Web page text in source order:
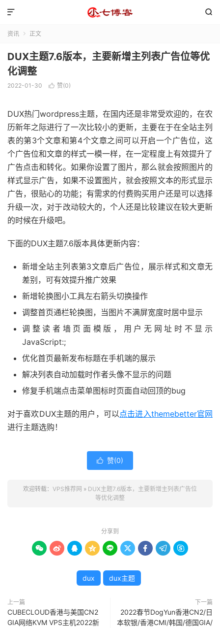


资讯  正文
DUX主题7.6版本，主要新增主列表广告位等优
化调整
2022-01-30  赞(0)
DUX热门wordpress主题，在国内还是非常受欢迎的，在农
历新年之际进行了一次比较小的更新，主要在于在全站主列
表的第3个文章和第4个文章之间可以开启一个广告位，这
个广告位和文章的样式一模一样，在一定程度上有效提升了
广告点击和转化。如果你设置了图片，那么就会按照图片的
样式显示广告，如果不设置图片，就会按照文本的形式显示
广告，很贴心的功能；有需求的付费购买用户还是可以选择
升级一次，对于改动较大的，个人还是比较建议在较大更新
的时候在升级吧。
下面的DUX主题7.6版本具体更新内容：
新增全站主列表第3文章后广告位，展示样式和文章无
差别，可有效提升推广效果
新增轮换图小工具左右箭头切换操作
调整首页通栏轮换图，当图片不满屏宽度时居中显示
调整读者墙页面模版，用户无网址时不显示
JavaScript:;
优化首页最新发布标题在手机端的展示
解决列表自动加载时作者头像不显示的问题
修复手机端点击菜单图标时页面自动回顶的bug
对于喜欢DUX主题的用户，可以点击进入themebetter官网
进行主题选购！
 赞(0)
欢迎转载： VPS推荐网 » DUX主题7.6版本，主要新增主列表广告位
等优化调整
分享到
        
dux dux主题
上一篇
CUBECLOUD香港与美国CN2
GIA网络KVM VPS主机2022新
下一篇
2022春节DogYun香港CN2/日
本软银/香港CMI/韩国/德国GIA/